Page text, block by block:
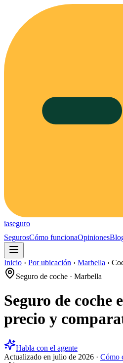
iaseguro
SegurosCómo funcionaOpiniones
Inicio › Por ubicación › Marbella ›
Seguro de coche · Marbella
Seguro de coche
precio y
Habla con el agente
Actualizado en julio de 2026 · Cómo